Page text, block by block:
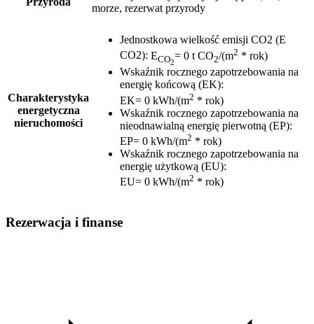
morze, rezerwat przyrody
Charakterystyka
energetyczna
nieruchomości
Jednostkowa wielkość emisji CO2 (E
CO2): ECO2
= 0 t CO2/(m2 * rok)
Wskaźnik rocznego zapotrzebowania na
energię końcową (EK):
EK= 0 kWh/(m2 * rok)
Wskaźnik rocznego zapotrzebowania na
nieodnawialną energię pierwotną (EP):
EP= 0 kWh/(m2 * rok)
Wskaźnik rocznego zapotrzebowania na
energię użytkową (EU):
EU= 0 kWh/(m2 * rok)
Rezerwacja i finanse